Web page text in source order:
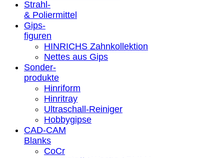
Strahl-
& Poliermittel
Gips-
figuren
HINRICHS Zahnkollektion
Nettes aus Gips
Sonder-
produkte
Hinriform
Hinritray
Ultraschall-Reiniger
Hobbygipse
CAD-CAM
Blanks
CoCr